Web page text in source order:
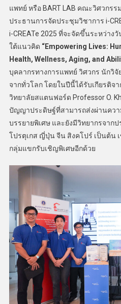
แพทย์ หรือ BART LAB คณะวิศวกร
ประธานการจัดประชุมวิชาการ i-
i-CREATe 2025 ที่จะจัดขึ้นระหว่าง
ใต้แนวคิด “Empowering Lives:
Health, Wellness, Aging, and
บุคลากรทางการแพทย์ วิศวกร นักวิ
จากทั่วโลก โดยในปีนี้ได้รับเกียรติจ
วิทยาลัยสแตนฟอร์ด Professor O.
ปัญญาประดิษฐ์ที่สามารถส่งผ่านควา
บรรยายพิเศษ และยังมีวิทยากรจาก
โปรตุเกส ญี่ปุ่น จีน สิงคโปร์ เป็นต้น
กลุ่มแขกรับเชิญพิเศษอีกด้วย